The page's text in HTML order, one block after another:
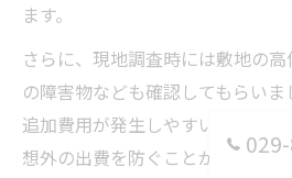
ます。
さらに、現地調査時には敷地の
の障害物なども確認してもらい
追加費用が発生しやすいポイン
想外の出費を防ぐことができま